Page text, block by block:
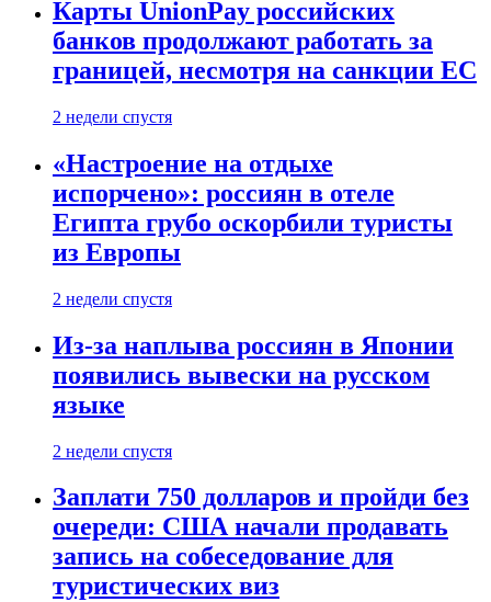
Карты UnionPay российских
банков продолжают работать за
границей, несмотря на санкции ЕС
2 недели спустя
«Настроение на отдыхе
испорчено»: россиян в отеле
Египта грубо оскорбили туристы
из Европы
2 недели спустя
Из-за наплыва россиян в Японии
появились вывески на русском
языке
2 недели спустя
Заплати 750 долларов и пройди без
очереди: США начали продавать
запись на собеседование для
туристических виз